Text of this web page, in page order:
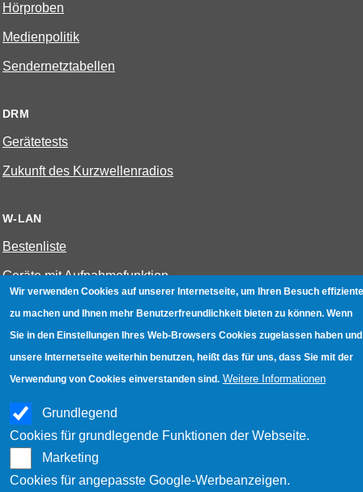
Hörproben
Medienpolitik
Sendernetztabellen
DRM
Gerätetests
Zukunft des Kurzwellenradios
W-LAN
Bestenliste
Geräte mit Aufnahmefunktion
Hotspot absichern
WLAN-Testbuch
Datenschutz|Impressum
Wir verwenden Cookies auf unserer Internetseite, um Ihren Besuch
zu machen und Ihnen mehr Benutzerfreundlichkeit bieten zu können. Wenn
Sie in den Einstellungen Ihres Web-Browsers Cookies zugelassen haben und
unsere Internetseite weiterhin benutzen, heißt das für uns, dass Sie mit der
Verwendung von Cookies einverstanden sind. Weitere Informationen
Grundlegend
Cookies für grundlegende Funktionen der Webseite.
Marketing
Cookies für angepasste Google-Werbeanzeigen.